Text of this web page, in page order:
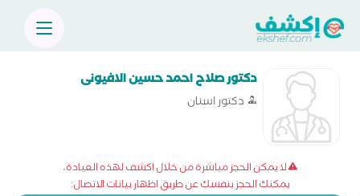
دكتور صلاح احمد حسين الافيونى
دكتور اسنان
لا يمكن الحجز مباشرة من خلال اكشف لهذه العيادة،
يمكنك الحجز بنفسك عن طريق اظهار بيانات الاتصال: